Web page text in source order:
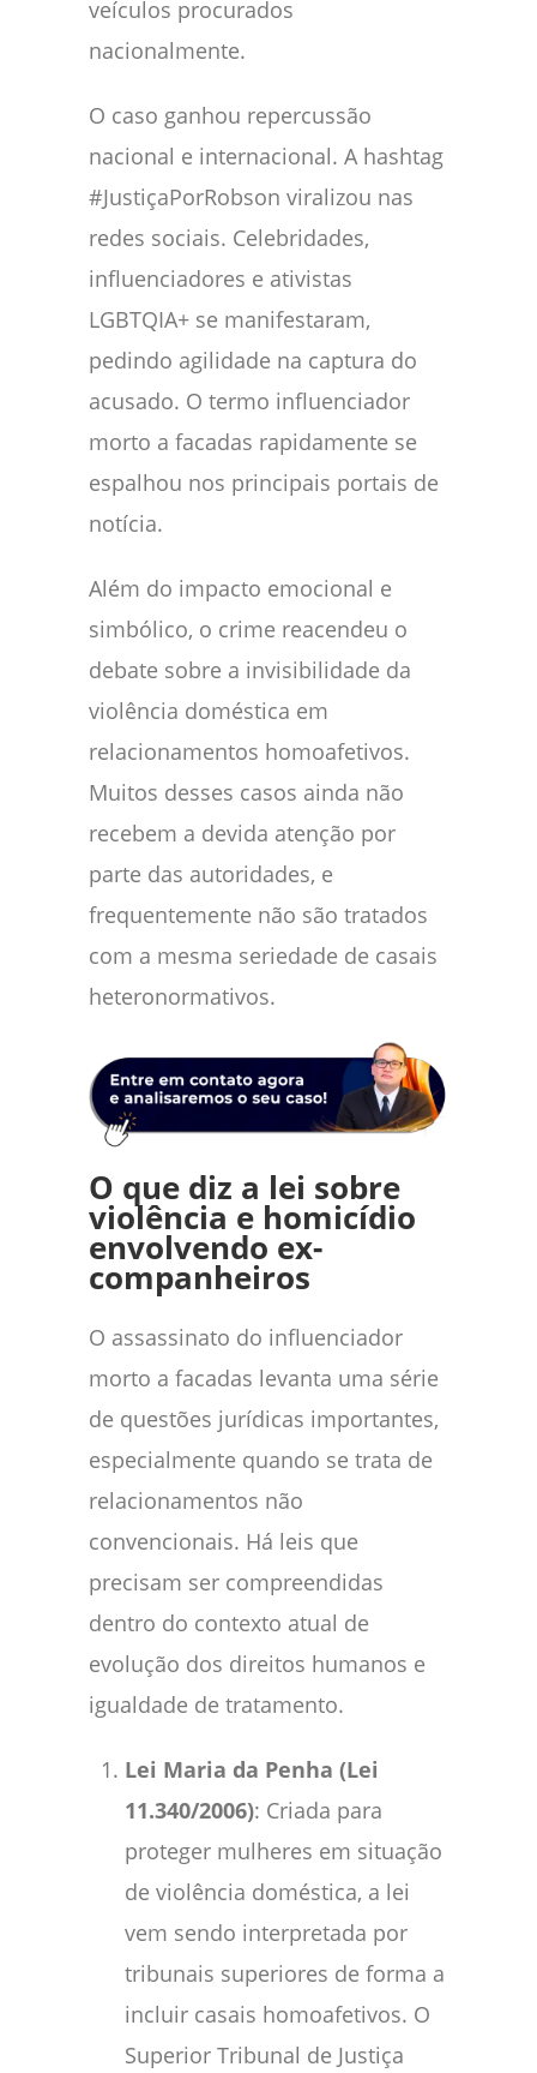
veículos procurados
nacionalmente.
O caso ganhou repercussão
nacional e internacional. A hashtag
#JustiçaPorRobson viralizou nas
redes sociais. Celebridades,
influenciadores e ativistas
LGBTQIA+ se manifestaram,
pedindo agilidade na captura do
acusado. O termo influenciador
morto a facadas rapidamente se
espalhou nos principais portais de
notícia.
Além do impacto emocional e
simbólico, o crime reacendeu o
debate sobre a invisibilidade da
violência doméstica em
relacionamentos homoafetivos.
Muitos desses casos ainda não
recebem a devida atenção por
parte das autoridades, e
frequentemente não são tratados
com a mesma seriedade de casais
heteronormativos.
O que diz a lei sobre
violência e homicídio
envolvendo ex-
companheiros
O assassinato do influenciador
morto a facadas levanta uma série
de questões jurídicas importantes,
especialmente quando se trata de
relacionamentos não
convencionais. Há leis que
precisam ser compreendidas
dentro do contexto atual de
evolução dos direitos humanos e
igualdade de tratamento.
Lei Maria da Penha (Lei
11.340/2006): Criada para
proteger mulheres em situação
de violência doméstica, a lei
vem sendo interpretada por
tribunais superiores de forma a
incluir casais homoafetivos. O
Superior Tribunal de Justiça